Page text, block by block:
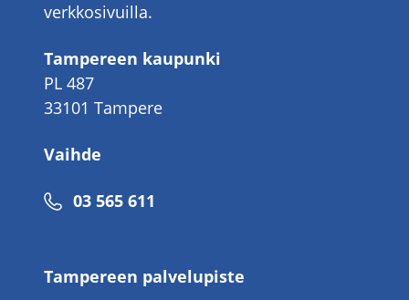
verkkosivuilla.
Tampereen kaupunki
PL 487
33101 Tampere
Vaihde
Puhelinnumero
03 565 611
Tampereen palvelupiste